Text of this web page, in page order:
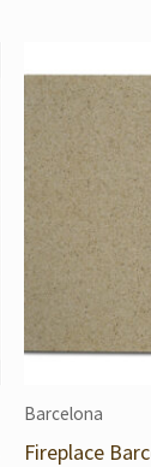
Barcelona
Fireplace